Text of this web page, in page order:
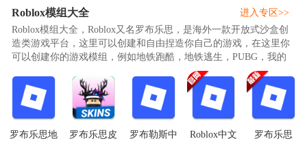
Roblox模组大全
Roblox模组大全，Roblox又名罗布乐思，是海外一款开放式沙盒创
造类游戏平台，这里可以创建和自由捏造你自己的游戏，在这里你
可以创建你的游戏模组，例如地铁跑酷，地铁逃生，PUBG，我的
进入专区>>
罗布乐思地
罗布乐思皮
罗布勒斯中
Roblox中文
罗布乐思